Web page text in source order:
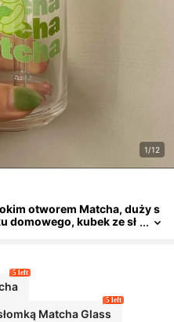
1/12
otworem Matcha, duży s
domowego, kubek ze sł
5 left
Matcha Glass
5 left